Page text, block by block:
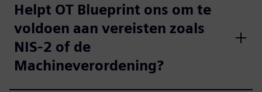
Helpt OT Blueprint ons om te
voldoen aan vereisten zoals
NIS-2 of de
Machineverordening?